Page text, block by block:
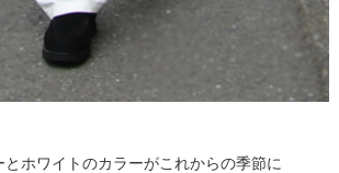
ホワイトのカラーがこれからの季節に